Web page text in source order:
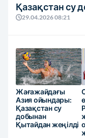
Қазақстан су
29.04.2026 08:21
Жағажайдағы
Азия ойындары:
Қазақстан су
добынан
Қытайдан жеңілді